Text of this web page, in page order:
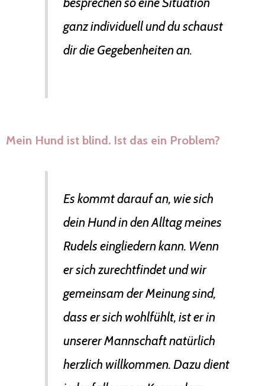
ganz individuell und du schaust
dir die Gegebenheiten an.
Mein Hund ist blind. Ist das ein Problem?
Es kommt darauf an, wie sich
dein Hund in den Alltag meines
Rudels eingliedern kann. Wenn
er sich zurechtfindet und wir
gemeinsam der Meinung sind,
dass er sich wohlfühlt, ist er in
unserer Mannschaft natürlich
herzlich willkommen. Dazu dient